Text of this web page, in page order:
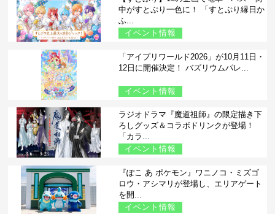
中がすとぷり一色に！ 「すとぷり縁日か
ふ...
イベント情報
「アイプリワールド2026」が10月11日・
12日に開催決定！ バズリウムパレ...
イベント情報
ラジオドラマ『魔道祖師』の限定描き下
ろしグッズ＆コラボドリンクが登場！
「カラ...
イベント情報
『ぽこ あ ポケモン』ワニノコ・ミズゴ
ロウ・アシマリが登場し、エリアゲート
を開...
イベント情報